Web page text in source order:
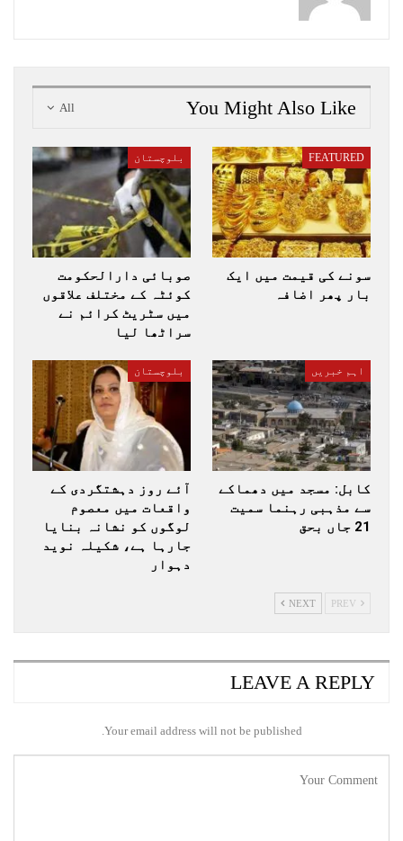
All You Might Also Like
FEATURED
سونے کی قیمت میں ایک
بار پھر اضافہ
بلوچستان
صوبائی دارالحکومت
کوئٹہ کے مختلف علاقوں
میں سٹریٹ کرائم نے
سراٹھا لیا
اہم خبریں
کابل: مسجد میں دھماکے
سے مذہبی رہنما سمیت
21 جاں بحق
بلوچستان
آئے روز دہشتگردی کے
واقعات میں معصوم
لوگوں کو نشانہ بنایا
جارہا ہے، شکیلہ نوید
دہوار
NEXT
LEAVE A REPLY
Your email address will not be published.